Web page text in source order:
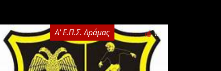
Α' Ε.Π.Σ. Δράμας 0